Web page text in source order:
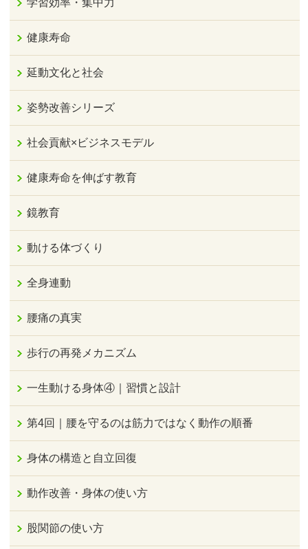
学習効率・集中力
健康寿命
延動文化と社会
姿勢改善シリーズ
社会貢献×ビジネスモデル
健康寿命を伸ばす教育
鏡教育
動ける体づくり
全身連動
腰痛の真実
歩行の再発メカニズム
一生動ける身体④｜習慣と設計
第4回｜腰を守るのは筋力ではなく動作の順番
身体の構造と自立回復
動作改善・身体の使い方
股関節の使い方